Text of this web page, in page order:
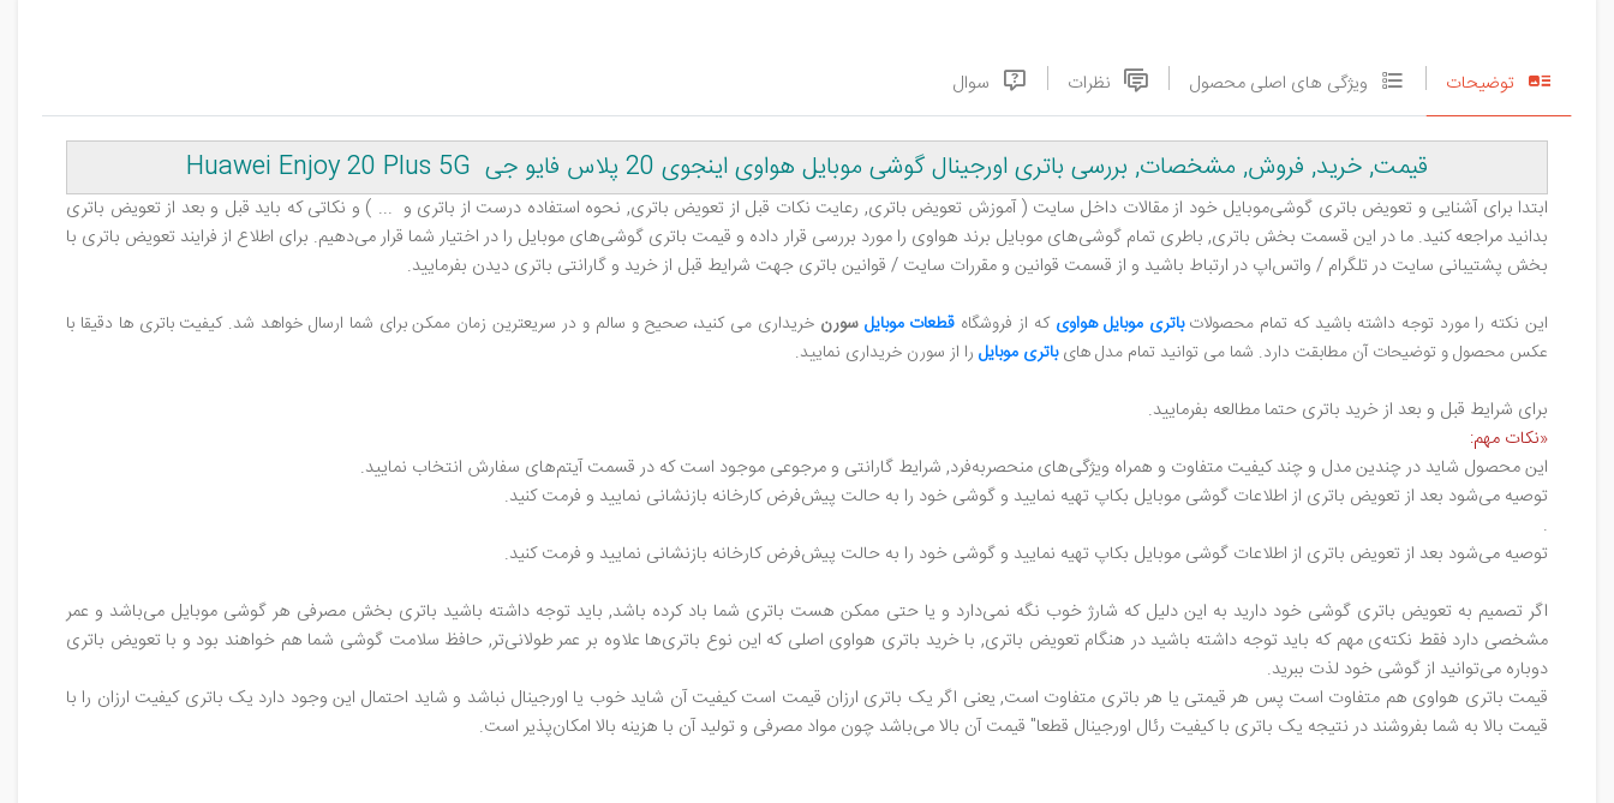
توضیحات ویژگی های اصلی محصول نظرات سوال
قیمت, خرید, فروش, مشخصات, بررسی باتری اورجینال گوشی موبایل هواوی اینجوی 20 پلاس فایو جی Huawei Enjoy 20 Plus 5G
ابتدا برای آشنایی و تعویض باتری گوشی‌موبایل خود از مقالات داخل سایت ( آموزش تعویض باتری, رعایت نکات قبل از تعویض باتری, نحوه استفاده درست از باتری و ... ) و نکاتی که باید قبل و بعد از تعویض باتری
بدانید مراجعه کنید. ما در این قسمت بخش باتری, باطری تمام گوشی‌های موبایل برند هواوی را مورد بررسی قرار داده و قیمت باتری گوشی‌های موبایل را در اختیار شما قرار می‌دهیم. برای اطلاع از فرایند تعویض باتری با
بخش پشتیبانی سایت در تلگرام / واتس‌اپ در ارتباط باشید و از قسمت قوانین و مقررات سایت / قوانین باتری جهت شرایط قبل از خرید و گارانتی باتری دیدن بفرمایید.
این نکته را مورد توجه داشته باشید که تمام محصولاتباتری موبایل هواوی که از فروشگاه قطعات موبایل سورن خریداری می کنید، صحیح و سالم و در سریعترین زمان ممکن برای شما ارسال خواهد شد. کیفیت باتری ها دقیقا با
عکس محصول و توضیحات آن مطابقت دارد. شما می توانید تمام مدل هایباتری موبایل را از سورن خریداری نمایید.
برای شرایط قبل و بعد از خرید باتری حتما مطالعه بفرمایید.
«نکات مهم:
این محصول شاید در چندین مدل و چند کیفیت متفاوت و همراه ویژگی‌های منحصر‌به‌فرد, شرایط گارانتی و مرجوعی موجود است که در قسمت آیتم‌های سفارش انتخاب نمایید.
توصیه می‌شود بعد از تعویض باتری از اطلاعات گوشی موبایل بکاپ تهیه نمایید و گوشی خود را به حالت پیش‌فرض کارخانه بازنشانی نمایید و فرمت کنید.
.
توصیه می‌شود بعد از تعویض باتری از اطلاعات گوشی موبایل بکاپ تهیه نمایید و گوشی خود را به حالت پیش‌فرض کارخانه بازنشانی نمایید و فرمت کنید.
اگر تصمیم به تعویض باتری گوشی خود دارید به این دلیل که شارژ خوب نگه نمی‌دارد و یا حتی ممکن هست باتری شما باد کرده باشد, باید توجه داشته باشید باتری بخش مصرفی هر گوشی موبایل می‌باشد و عمر
مشخصی دارد فقط نکته‌ی مهم که باید توجه داشته باشید در هنگام تعویض باتری, با خرید باتری هواوی اصلی که این نوع باتری‌ها علاوه بر عمر طولانی‌تر, حافظ سلامت گوشی شما هم خواهند بود و با تعویض باتری
دوباره می‌توانید از گوشی خود لذت ببرید.
قیمت باتری هواوی هم متفاوت است پس هر قیمتی یا هر باتری متفاوت است, یعنی اگر یک باتری ارزان قیمت است کیفیت آن شاید خوب یا اورجینال نباشد و شاید احتمال این وجود دارد یک باتری کیفیت ارزان را با
قیمت بالا به شما بفروشند در نتیجه یک باتری با کیفیت رئال اورجینال قطعا" قیمت آن بالا ‌می‌باشد چون مواد مصرفی و تولید آن با هزینه بالا امکان‌پذیر است.